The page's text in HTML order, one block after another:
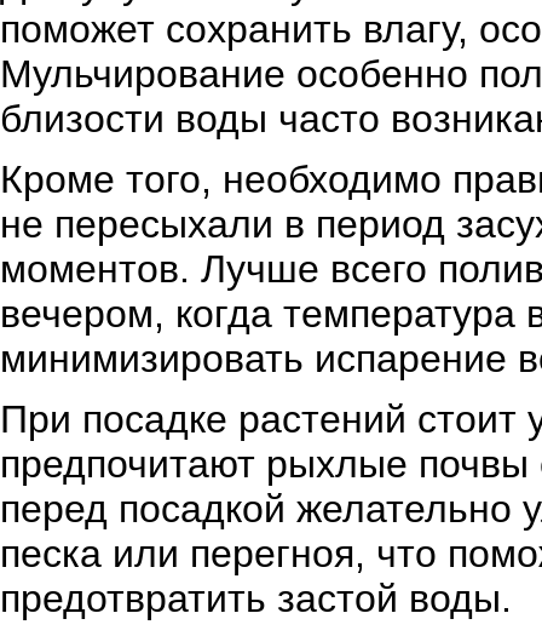
поможет сохранить влагу,
Мульчирование особенно
близости воды часто
Кроме того, необходимо
не пересыхали в период
моментов. Лучше всего
вечером, когда
минимизировать испарение
При посадке растений стоит
предпочитают рыхлые
перед посадкой желательно
песка или перегноя, что
предотвратить застой воды.